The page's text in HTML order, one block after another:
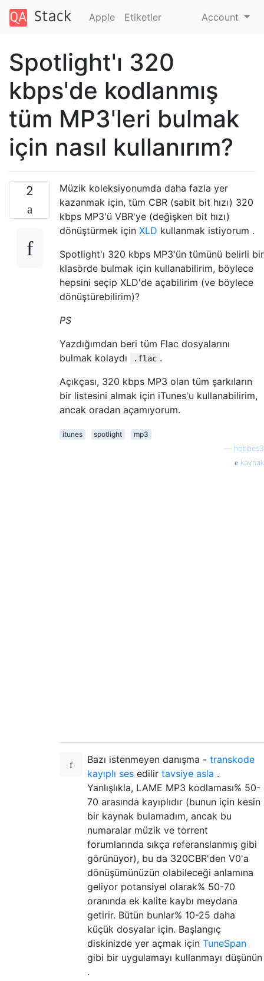
Apple Etiketler Account
Spotlight'ı 320
kbps'de kodlanmış
tüm MP3'leri bulmak
için nasıl kullanırım?
2
Müzik koleksiyonumda daha fazla yer
kazanmak için, tüm CBR (sabit bit hızı) 320
kbps MP3'ü VBR'ye (değişken bit hızı)
dönüştürmek için XLD kullanmak istiyorum .
Spotlight'ı 320 kbps MP3'ün tümünü belirli bir
klasörde bulmak için kullanabilirim, böylece
hepsini seçip XLD'de açabilirim (ve böylece
dönüştürebilirim)?
PS
Yazdığımdan beri tüm Flac dosyalarını
bulmak kolaydı
.flac .
Açıkçası, 320 kbps MP3 olan tüm şarkıların
bir listesini almak için iTunes'u kullanabilirim,
ancak oradan açamıyorum.
itunes spotlight
mp3
hobbes3
kaynak
Bazı istenmeyen danışma - transkode
kayıplı ses edilir tavsiye asla .
Yanlışlıkla, LAME MP3 kodlaması% 50-
70 arasında kayıplıdır (bunun için kesin
bir kaynak bulamadım, ancak bu
numaralar müzik ve torrent
forumlarında sıkça referanslanmış gibi
görünüyor), bu da 320CBR'den V0'a
dönüşümünüzün olabileceği anlamına
geliyor potansiyel olarak% 50-70
oranında ek kalite kaybı meydana
getirir. Bütün bunlar% 10-25 daha
küçük dosyalar için. Başlangıç ​​
diskinizde yer açmak için TuneSpan
gibi bir uygulamayı kullanmayı düşünün
.